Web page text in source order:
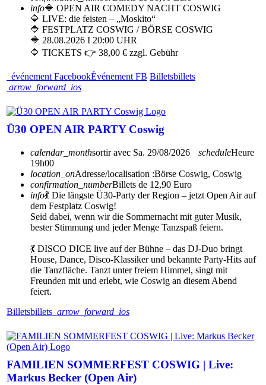
info🔷 OPEN AIR COMEDY NACHT COSWIG
🔷 LIVE: die feisten – „Moskito“
🔷 FESTPLATZ COSWIG / BÖRSE COSWIG
🔷 28.08.2026 I 20:00 UHR
🔷 TICKETS 👉 38,00 € zzgl. Gebühr
événement FacebookÉvénement FB Billetsbillets
arrow_forward_ios
Ü30 OPEN AIR PARTY Coswig
calendar_monthsortir avec Sa. 29/08/2026 scheduleHeure
19h00
location_onAdresse/localisation :Börse Coswig, Coswig
confirmation_numberBillets de 12,90 Euro
info💃 Die längste Ü30-Party der Region – jetzt Open Air auf
dem Festplatz Coswig!
Seid dabei, wenn wir die Sommernacht mit guter Musik,
bester Stimmung und jeder Menge Tanzspaß feiern.
💃 DISCO DICE live auf der Bühne – das DJ-Duo bringt
House, Dance, Disco-Klassiker und bekannte Party-Hits auf
die Tanzfläche. Tanzt unter freiem Himmel, singt mit
Freunden mit und erlebt, wie Coswig an diesem Abend
feiert.
Billetsbillets arrow_forward_ios
FAMILIEN SOMMERFEST COSWIG | Live:
Markus Becker (Open Air)